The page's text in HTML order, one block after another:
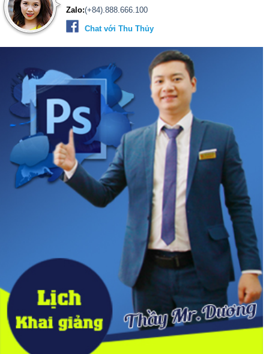
Zalo:(+84).888.666.100
Chat với Thu Thủy